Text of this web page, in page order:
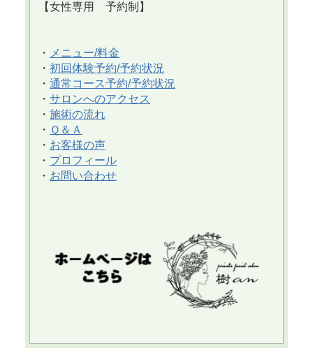
【女性専用 予約制】
・ メニュー/料金
・ 初回体験予約/予約状況
・ 通常コース予約/予約状況
・ サロンへのアクセス
・ 施術の流れ
・ Ｑ＆Ａ
・ お客様の声
・ プロフィール
・ お問い合わせ